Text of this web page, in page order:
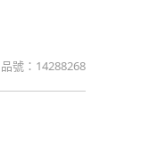
品號： 14288268